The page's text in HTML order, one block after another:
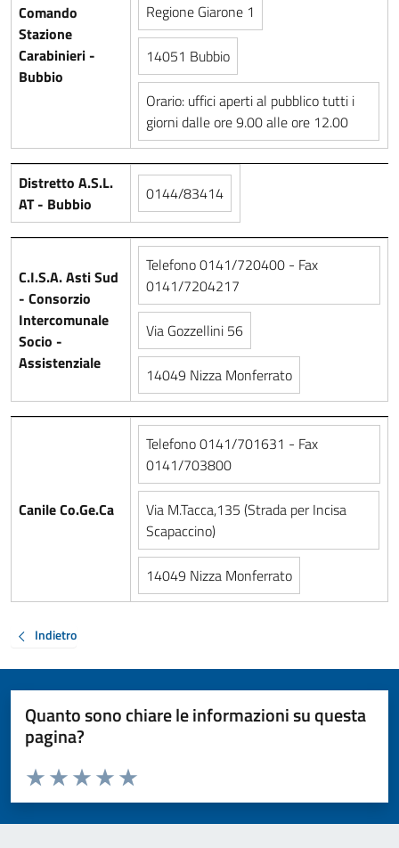
Comando
Stazione
Carabinieri -
Bubbio
Regione Giarone 1
14051 Bubbio
Orario: uffici aperti al pubblico tutti i
giorni dalle ore 9.00 alle ore 12.00
Distretto A.S.L.
AT - Bubbio
0144/83414
C.I.S.A. Asti Sud
- Consorzio
Intercomunale
Socio -
Assistenziale
Telefono 0141/720400 - Fax
0141/7204217
Via Gozzellini 56
14049 Nizza Monferrato
Canile Co.Ge.Ca
Telefono 0141/701631 - Fax
0141/703800
Via M.Tacca,135 (Strada per Incisa
Scapaccino)
14049 Nizza Monferrato
Indietro
Quanto sono chiare le informazioni su questa
pagina?
Valuta da 1 a 5 stelle la pagina
Valuta 5 stelle su 5
Valuta 4 stelle su 5
Valuta 3 stelle su 5
Valuta 2 stelle su 5
Valuta 1 stelle su 5